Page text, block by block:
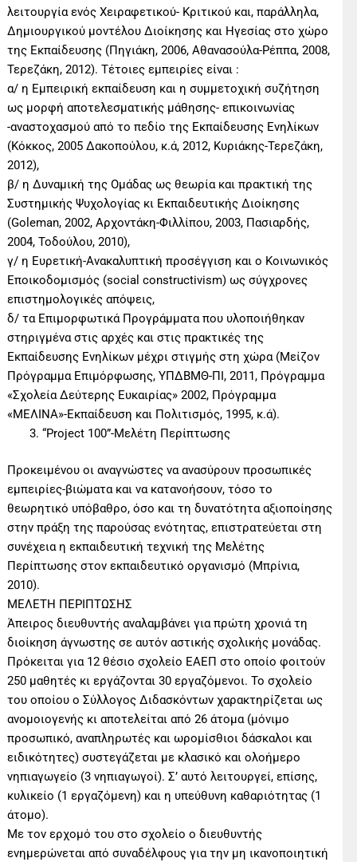
λειτουργία ενός Χειραφετικού- Κριτικού και, παράλληλα,
Δημιουργικού μοντέλου Διοίκησης και Ηγεσίας στο χώρο
της Εκπαίδευσης (Πηγιάκη, 2006, Αθανασούλα-Ρέππα, 2008,
Τερεζάκη, 2012). Τέτοιες εμπειρίες είναι :
α/ η Εμπειρική εκπαίδευση και η συμμετοχική συζήτηση
ως μορφή αποτελεσματικής μάθησης- επικοινωνίας
-αναστοχασμού από το πεδίο της Εκπαίδευσης Ενηλίκων
(Κόκκος, 2005 Δακοπούλου, κ.ά, 2012, Κυριάκης-Τερεζάκη,
2012),
β/ η Δυναμική της Ομάδας ως θεωρία και πρακτική της
Συστημικής Ψυχολογίας κι Εκπαιδευτικής Διοίκησης
(Goleman, 2002, Αρχοντάκη-Φιλλίπου, 2003, Πασιαρδής,
2004, Τοδούλου, 2010),
γ/ η Ευρετική-Ανακαλυπτική προσέγγιση και ο Κοινωνικός
Εποικοδομισμός (social constructivism) ως σύγχρονες
επιστημολογικές απόψεις,
δ/ τα Επιμορφωτικά Προγράμματα που υλοποιήθηκαν
στηριγμένα στις αρχές και στις πρακτικές της
Εκπαίδευσης Ενηλίκων μέχρι στιγμής στη χώρα (Μείζον
Πρόγραμμα Επιμόρφωσης, ΥΠΔΒΜΘ-ΠΙ, 2011, Πρόγραμμα
«Σχολεία Δεύτερης Ευκαιρίας» 2002, Πρόγραμμα
«ΜΕΛΙΝΑ»-Εκπαίδευση και Πολιτισμός, 1995, κ.ά).
“Project 100”-Μελέτη Περίπτωσης
Προκειμένου οι αναγνώστες να ανασύρουν προσωπικές
εμπειρίες-βιώματα και να κατανοήσουν, τόσο το
θεωρητικό υπόβαθρο, όσο και τη δυνατότητα αξιοποίησης
στην πράξη της παρούσας ενότητας, επιστρατεύεται στη
συνέχεια η εκπαιδευτική τεχνική της Μελέτης
Περίπτωσης στον εκπαιδευτικό οργανισμό (Μπρίνια,
2010).
ΜΕΛΕΤΗ ΠΕΡΙΠΤΩΣΗΣ
Άπειρος διευθυντής αναλαμβάνει για πρώτη χρονιά τη
διοίκηση άγνωστης σε αυτόν αστικής σχολικής μονάδας.
Πρόκειται για 12 θέσιο σχολείο ΕΑΕΠ στο οποίο φοιτούν
250 μαθητές κι εργάζονται 30 εργαζόμενοι. Το σχολείο
του οποίου ο Σύλλογος Διδασκόντων χαρακτηρίζεται ως
ανομοιογενής κι αποτελείται από 26 άτομα (μόνιμο
προσωπικό, αναπληρωτές και ωρομίσθιοι δάσκαλοι και
ειδικότητες) συστεγάζεται με κλασικό και ολοήμερο
νηπιαγωγείο (3 νηπιαγωγοί). Σ’ αυτό λειτουργεί, επίσης,
κυλικείο (1 εργαζόμενη) και η υπεύθυνη καθαριότητας (1
άτομο).
Με τον ερχομό του στο σχολείο ο διευθυντής
ενημερώνεται από συναδέλφους για την μη ικανοποιητική